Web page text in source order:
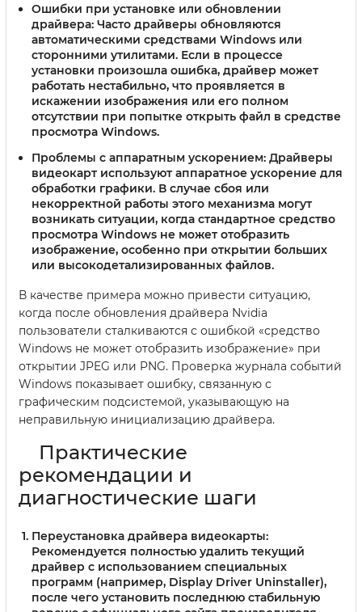
Ошибки при установке или обновлении
драйвера: Часто драйверы обновляются
автоматическими средствами Windows или
сторонними утилитами. Если в процессе
установки произошла ошибка, драйвер может
работать нестабильно, что проявляется в
искажении изображения или его полном
отсутствии при попытке открыть файл в средстве
просмотра Windows.
Проблемы с аппаратным ускорением: Драйверы
видеокарт используют аппаратное ускорение для
обработки графики. В случае сбоя или
некорректной работы этого механизма могут
возникать ситуации, когда стандартное средство
просмотра Windows не может отобразить
изображение, особенно при открытии больших
или высокодетализированных файлов.
В качестве примера можно привести ситуацию,
когда после обновления драйвера Nvidia
пользователи сталкиваются с ошибкой «средство
Windows не может отобразить изображение» при
открытии JPEG или PNG. Проверка журнала событий
Windows показывает ошибку, связанную с
графическим подсистемой, указывающую на
неправильную инициализацию драйвера.
Практические
рекомендации и
диагностические шаги
Переустановка драйвера видеокарты:
Рекомендуется полностью удалить текущий
драйвер с использованием специальных
программ (например, Display Driver Uninstaller),
после чего установить последнюю стабильную